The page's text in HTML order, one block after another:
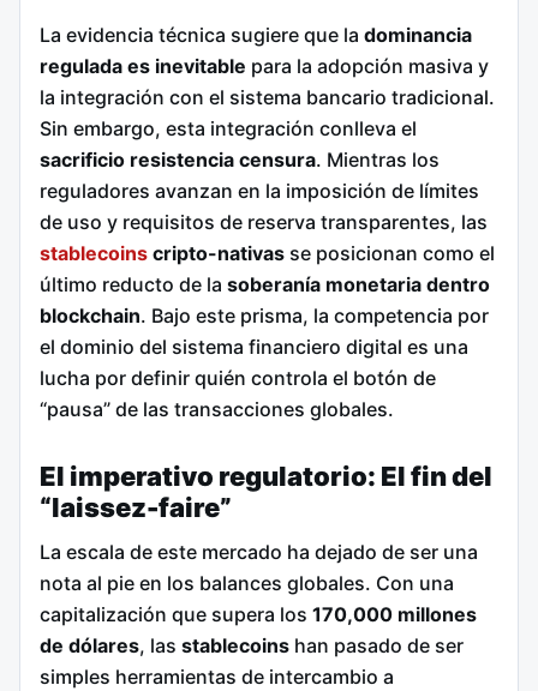
La evidencia técnica sugiere que la dominancia
regulada es inevitable para la adopción masiva y
la integración con el sistema bancario tradicional.
Sin embargo, esta integración conlleva el
sacrificio resistencia censura. Mientras los
reguladores avanzan en la imposición de límites
de uso y requisitos de reserva transparentes, las
stablecoins cripto-nativas se posicionan como el
último reducto de la soberanía monetaria dentro
blockchain. Bajo este prisma, la competencia por
el dominio del sistema financiero digital es una
lucha por definir quién controla el botón de
“pausa” de las transacciones globales.
El imperativo regulatorio: El fin del
“laissez-faire”
La escala de este mercado ha dejado de ser una
nota al pie en los balances globales. Con una
capitalización que supera los 170,000 millones
de dólares, las stablecoins han pasado de ser
simples herramientas de intercambio a